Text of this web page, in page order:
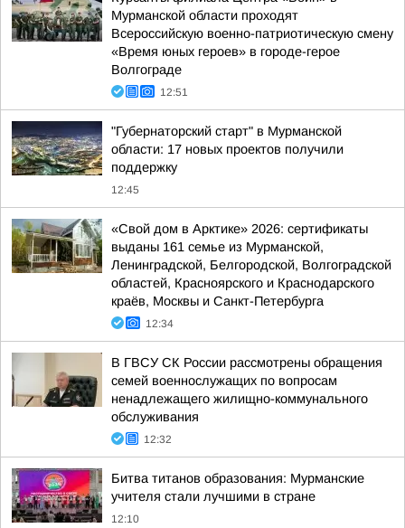
Мурманской области проходят
Всероссийскую военно-патриотическую смену
«Время юных героев» в городе-герое
Волгограде
12:51
"Губернаторский старт" в Мурманской
области: 17 новых проектов получили
поддержку
12:45
«Свой дом в Арктике» 2026: сертификаты
выданы 161 семье из Мурманской,
Ленинградской, Белгородской, Волгоградской
областей, Красноярского и Краснодарского
краёв, Москвы и Санкт-Петербурга
12:34
В ГВСУ СК России рассмотрены обращения
семей военнослужащих по вопросам
ненадлежащего жилищно-коммунального
обслуживания
12:32
Битва титанов образования: Мурманские
учителя стали лучшими в стране
12:10